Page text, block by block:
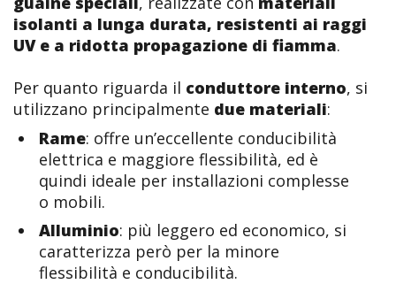
isolanti a lunga durata, resistenti ai raggi
UV e a ridotta propagazione di fiamma.
Per quanto riguarda il conduttore interno, si
utilizzano principalmente due materiali:
Rame: offre un’eccellente conducibilità
elettrica e maggiore flessibilità, ed è
quindi ideale per installazioni complesse
o mobili.
Alluminio: più leggero ed economico, si
caratterizza però per la minore
flessibilità e conducibilità.